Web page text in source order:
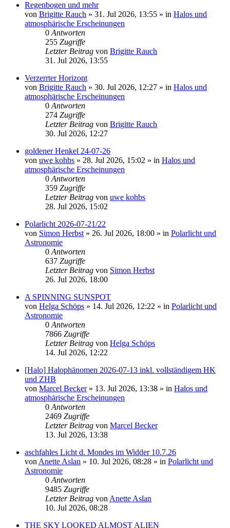
Regenbogen und mehr
von Brigitte Rauch » 31. Jul 2026, 13:55 » in Halos und
atmosphärische Erscheinungen
0 Antworten
255 Zugriffe
Letzter Beitrag von Brigitte Rauch
31. Jul 2026, 13:55
Verzerrter Horizont
von Brigitte Rauch » 30. Jul 2026, 12:27 » in Halos und
atmosphärische Erscheinungen
0 Antworten
274 Zugriffe
Letzter Beitrag von Brigitte Rauch
30. Jul 2026, 12:27
goldener Henkel 24-07-26
von uwe kohbs » 28. Jul 2026, 15:02 » in Halos und
atmosphärische Erscheinungen
0 Antworten
359 Zugriffe
Letzter Beitrag von uwe kohbs
28. Jul 2026, 15:02
Polarlicht 2026-07-21/22
von Simon Herbst » 26. Jul 2026, 18:00 » in Polarlicht und
Astronomie
0 Antworten
637 Zugriffe
Letzter Beitrag von Simon Herbst
26. Jul 2026, 18:00
A SPINNING SUNSPOT
von Helga Schöps » 14. Jul 2026, 12:22 » in Polarlicht und
Astronomie
0 Antworten
7866 Zugriffe
Letzter Beitrag von Helga Schöps
14. Jul 2026, 12:22
[Halo] Halophänomen 2026-07-13 inkl. vollständigem HK
und ZHB
von Marcel Becker» 13. Jul 2026, 13:38 » in Halos und
atmosphärische Erscheinungen
0 Antworten
2469 Zugriffe
Letzter Beitrag von Marcel Becker
13. Jul 2026, 13:38
aschfahles Licht d. Mondes im Widder 10.7.26
von Anette Aslan » 10. Jul 2026, 08:28 » in Polarlicht und
Astronomie
0 Antworten
9485 Zugriffe
Letzter Beitrag von Anette Aslan
10. Jul 2026, 08:28
THE SKY LOOKED ALMOST ALIEN